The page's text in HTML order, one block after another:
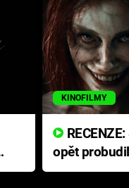
KINOFILMY
opět
přichází s